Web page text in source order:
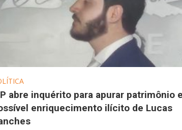
abre inquérito para apurar patrimônio
enriquecimento ilícito de Lucas